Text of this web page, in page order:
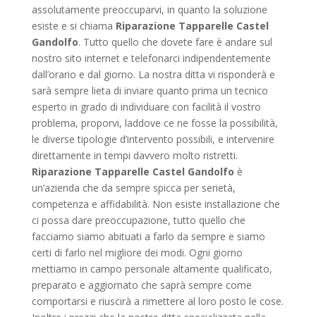
assolutamente preoccuparvi, in quanto la soluzione
esiste e si chiama Riparazione Tapparelle Castel
Gandolfo. Tutto quello che dovete fare è andare sul
nostro sito internet e telefonarci indipendentemente
dall’orario e dal giorno. La nostra ditta vi risponderà e
sarà sempre lieta di inviare quanto prima un tecnico
esperto in grado di individuare con facilità il vostro
problema, proporvi, laddove ce ne fosse la possibilità,
le diverse tipologie d’intervento possibili, e intervenire
direttamente in tempi davvero molto ristretti.
Riparazione Tapparelle Castel Gandolfo è
un’azienda che da sempre spicca per serietà,
competenza e affidabilità. Non esiste installazione che
ci possa dare preoccupazione, tutto quello che
facciamo siamo abituati a farlo da sempre e siamo
certi di farlo nel migliore dei modi. Ogni giorno
mettiamo in campo personale altamente qualificato,
preparato e aggiornato che saprà sempre come
comportarsi e riuscirà a rimettere al loro posto le cose.